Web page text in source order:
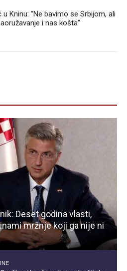
u Kninu: “Ne bavimo se Srbijom, ali
i nas košta”
Deset godina vlasti,
mržnje koji ga nije ni